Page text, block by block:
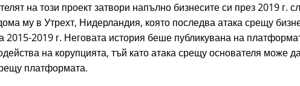
на този проект затвори напълно бизнесите си през 2019 г.
му в Утрехт, Нидерландия, която последва атака срещу
2015-2019 г. Неговата история беше публикувана на
на корупцията, тъй като атака срещу основателя може
платформата.